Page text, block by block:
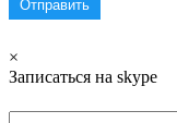
×
Записаться на skype